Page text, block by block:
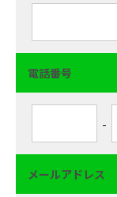
電話番号
-
メールアドレス